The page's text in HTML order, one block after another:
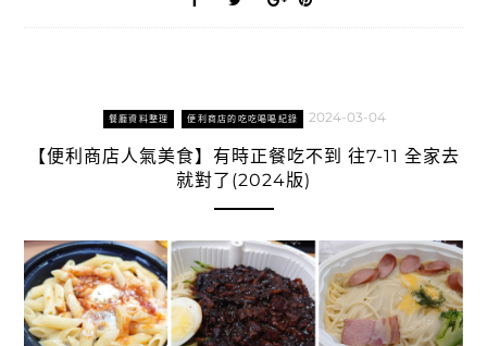
餐廳資料整理 便利商店的吃吃喝喝紀錄 2024-03-04
【便利商店人氣美食】有時正餐吃不到 往7-11 全家去
就對了(2024版)